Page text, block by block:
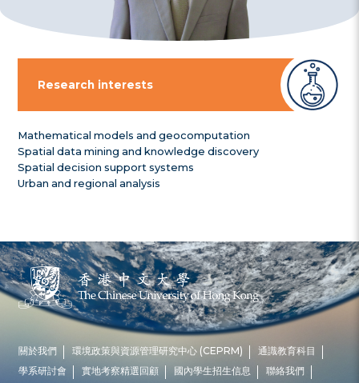
Research interests
Mathematical models and geocomputation
Spatial data mining and knowledge discovery
Spatial decision support systems
Urban and regional analysis
關於我們 環境政策與資源管理研究中心 (CEPRM)
通識教育科目
學系研討會
實地考察精選回顧 國內學生招生信息 聯絡我們